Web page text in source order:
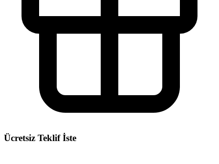
Ücretsiz Teklif İste